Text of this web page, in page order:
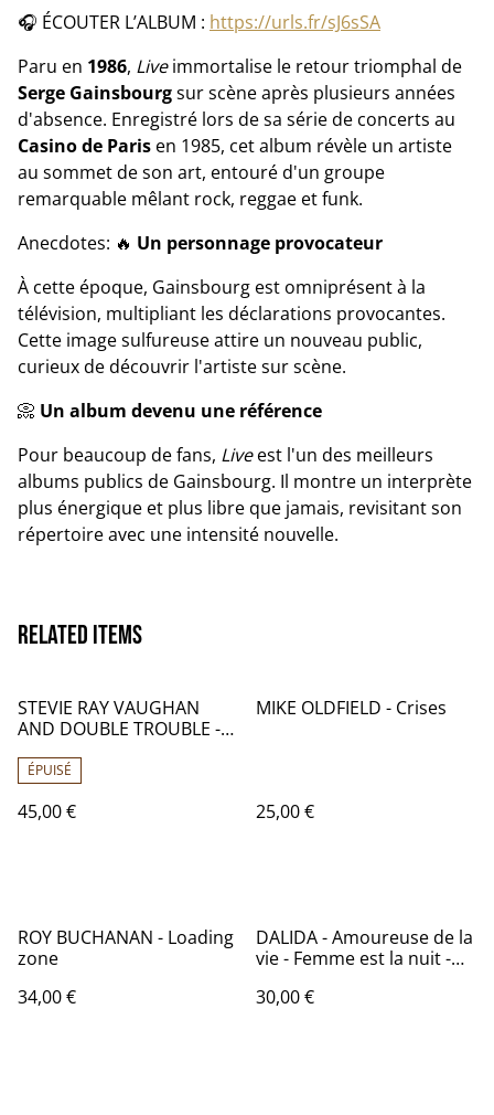
🎧 ÉCOUTER L’ALBUM : https://urls.fr/sJ6sSA
Paru en 1986, Liveimmortalise le retour triomphal de
Serge Gainsbourgsur scène après plusieurs années
d'absence. Enregistré lors de sa série de concerts au
Casino de Paris en 1985, cet album révèle un artiste
au sommet de son art, entouré d'un groupe
remarquable mêlant rock, reggae et funk.
Anecdotes: 🔥 Un personnage provocateur
À cette époque, Gainsbourg est omniprésent à la
télévision, multipliant les déclarations provocantes.
Cette image sulfureuse attire un nouveau public,
curieux de découvrir l'artiste sur scène.
📀 Un album devenu une référence
Pour beaucoup de fans, Liveest l'un des meilleurs
albums publics de Gainsbourg. Il montre un interprète
plus énergique et plus libre que jamais, revisitant son
répertoire avec une intensité nouvelle.
Related items
STEVIE RAY VAUGHAN
AND DOUBLE TROUBLE -
1983 - Audio: NM -EPIC
EPC 25534
ÉPUISÉ
45,00 €
MIKE OLDFIELD - Crises
25,00 €
ROY BUCHANAN - Loading
zone
34,00 €
DALIDA - Amoureuse de la
vie - Femme est la nuit -
Orlando International
30,00 €